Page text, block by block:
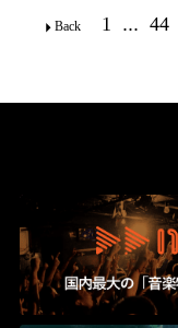
Back 1 ... 44